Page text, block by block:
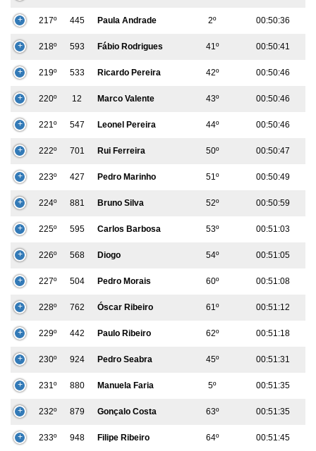
217º 445 Paula Andrade 2º 00:50:36
218º 593 Fábio Rodrigues 41º 00:50:41
219º 533 Ricardo Pereira 42º 00:50:46
220º 12 Marco Valente 43º 00:50:46
221º 547 Leonel Pereira 44º 00:50:46
222º 701 Rui Ferreira 50º 00:50:47
223º 427 Pedro Marinho 51º 00:50:49
224º 881 Bruno Silva 52º 00:50:59
225º 595 Carlos Barbosa 53º 00:51:03
226º 568 Diogo 54º 00:51:05
227º 504 Pedro Morais 60º 00:51:08
228º 762 Óscar Ribeiro 61º 00:51:12
229º 442 Paulo Ribeiro 62º 00:51:18
230º 924 Pedro Seabra 45º 00:51:31
231º 880 Manuela Faria 5º 00:51:35
232º 879 Gonçalo Costa 63º 00:51:35
233º 948 Filipe Ribeiro 64º 00:51:45